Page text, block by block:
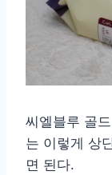
씨엘블루 골
는 이렇게 상
면 된다.